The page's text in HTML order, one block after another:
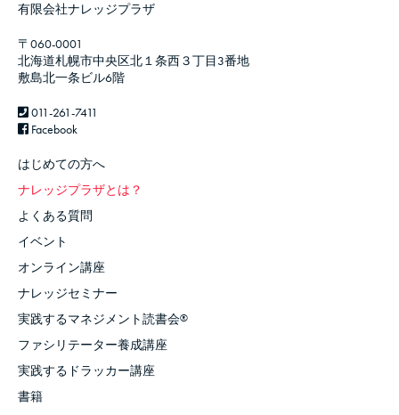
有限会社ナレッジプラザ
〒060-0001
北海道札幌市中央区北１条西３丁目3番地
敷島北一条ビル6階
011-261-7411
Facebook
はじめての方へ
ナレッジプラザとは？
よくある質問
イベント
オンライン講座
ナレッジセミナー
実践するマネジメント読書会®
ファシリテーター養成講座
実践するドラッカー講座
書籍